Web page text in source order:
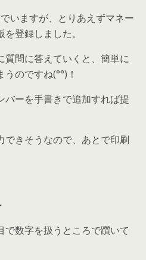
いますが、とりあえずマネー
登録しました。
質問に答えていくと、簡単に
のですね(°°)！
バーを手書きで追加すれば提
できそうなので、あとで印刷
数字を扱うところで躓いて